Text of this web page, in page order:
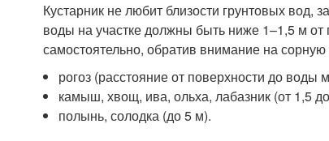
Кустарник не любит близости грунтовых вод,
воды на участке должны быть ниже 1–1,5 м
самостоятельно, обратив внимание на
рогоз (расстояние от поверхности до воды
камыш, хвощ, ива, ольха, лабазник (от 1,5
полынь, солодка (до 5 м).